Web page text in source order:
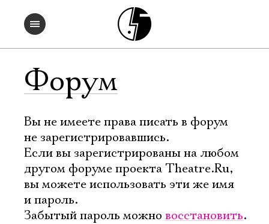
Форум
Вы не имеете права писать в форум
не зарегистрировавшись.
Если вы зарегистрированы на любом
другом форуме проекта Theatre.Ru,
вы можете использовать эти же имя
и пароль.
Забытый пароль можно восстановить.